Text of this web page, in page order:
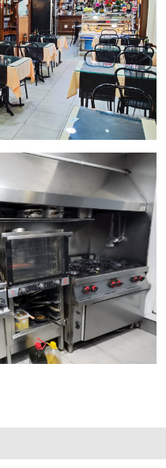
en traspasos
comprometidos en
en el sector de la